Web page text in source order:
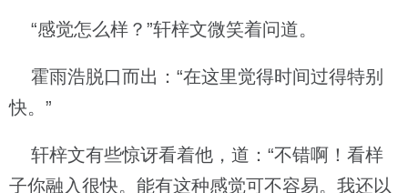
“感觉怎么样？”轩梓文微笑着问道。
霍雨浩脱口而出：“在这里觉得时间过得特别
快。”
轩梓文有些惊讶看着他，道：“不错啊！看样
子你融入很快。能有这种感觉可不容易。我还以